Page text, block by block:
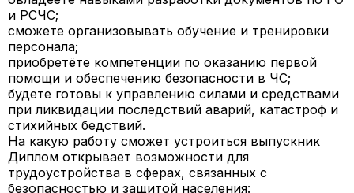
и РСЧС;
сможете организовывать обучение и тренировки
персонала;
приобретёте компетенции по оказанию первой
помощи и обеспечению безопасности в ЧС;
будете готовы к управлению силами и средствами
при ликвидации последствий аварий, катастроф и
стихийных бедствий.
На какую работу сможет устроиться выпускник
Диплом открывает возможности для
трудоустройства в сферах, связанных с
безопасностью и защитой населения: